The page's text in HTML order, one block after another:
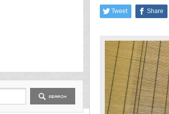
Tweet Share